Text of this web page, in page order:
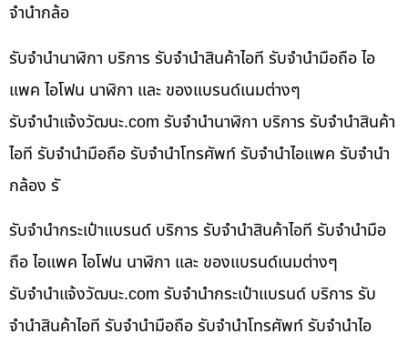
จำนำกล้อ
รับจำนำนาฬิกา บริการ รับจำนำสินค้าไอที รับจำนำมือถือ ไอ
แพค ไอโฟน นาฬิกา และ ของแบรนด์เนมต่างๆ
รับจํานําแจ้งวัฒนะ.com รับจำนำนาฬิกา บริการ รับจำนำสินค้า
ไอที รับจำนำมือถือ รับจำนำโทรศัพท์ รับจำนำไอแพค รับจำนำ
กล้อง รั
รับจำนำกระเป๋าแบรนด์ บริการ รับจำนำสินค้าไอที รับจำนำมือ
ถือ ไอแพค ไอโฟน นาฬิกา และ ของแบรนด์เนมต่างๆ
รับจํานําแจ้งวัฒนะ.com รับจำนำกระเป๋าแบรนด์ บริการ รับ
จำนำสินค้าไอที รับจำนำมือถือ รับจำนำโทรศัพท์ รับจำนำไอ